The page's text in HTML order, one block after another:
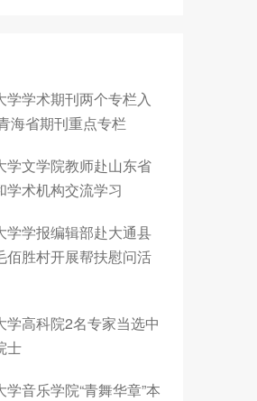
学学术期刊两个专栏入
海省期刊重点专栏
学文学院教师赴山东省
学术机构交流学习
学学报编辑部赴大通县
佰胜村开展帮扶慰问活
学高科院2名专家当选中
士
音乐学院“青舞华章”本